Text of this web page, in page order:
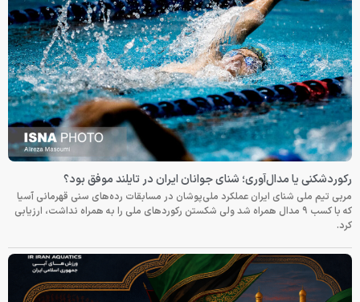
رکوردشکنی یا مدال‌آوری؛ شنای جوانان ایران در تایلند موفق بود؟
مربی تیم ملی شنای ایران عملکرد ملی‌پوشان در مسابقات رده‌های سنی قهرمانی آسیا
که با کسب ۹ مدال همراه شد ولی شکستن رکوردهای ملی را به همراه نداشت، ارزیابی
کرد.